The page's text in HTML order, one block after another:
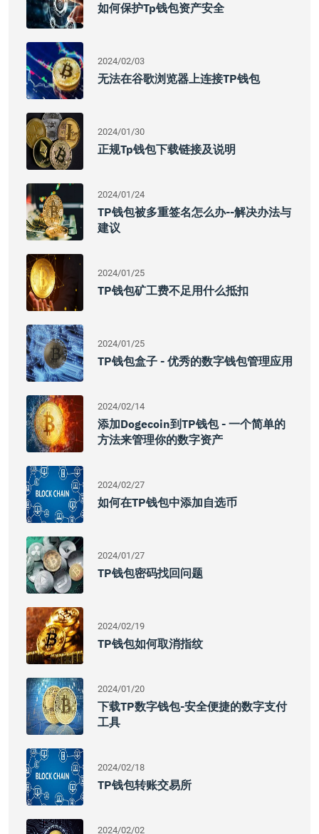
如何保护Tp钱包资产安全
2024/02/03
无法在谷歌浏览器上连接TP钱包
2024/01/30
正规tp钱包下载链接及说明
2024/01/24
TP钱包被多重签名怎么办--解决办法与
建议
2024/01/25
TP钱包矿工费不足用什么抵扣
2024/01/25
TP钱包盒子 - 优秀的数字钱包管理应用
2024/02/14
添加Dogecoin到TP钱包 - 一个简单的
方法来管理你的数字资产
2024/02/27
如何在TP钱包中添加自选币
2024/01/27
TP钱包密码找回问题
2024/02/19
TP钱包如何取消指纹
2024/01/20
下载TP数字钱包-安全便捷的数字支付
工具
2024/02/18
TP钱包转账交易所
2024/02/02